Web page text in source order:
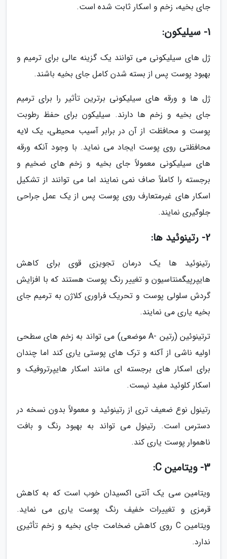
جای بخیه، زخم و اسکار ثابت شده است.
1- سیلیکون:
ژل های سیلیکونی می توانند یک گزینه عالی برای ترمیم و
بهبود پوست پس از بسته شدن کامل جای بخیه باشند.
ژل ها و ورقه های سیلیکونی برترین تأثیر را برای ترمیم
جای بخیه و زخم ها دارند. سیلیکون برای حفظ رطوبت
پوست و محافظت از آن در برابر آسیب محیطی، یک لایه
محافظتی روی پوست ایجاد می نماید. با وجود آنکه ورقه
های سیلیکونی معمولاً جای بخیه و زخم های ضخیم و
برجسته را کاملاً صاف نمی نمایند اما می توانند از تشکیل
اسکار های غیرمتعارف روی پوست پس از یک عمل جراحی
جلوگیری نمایند.
2- رتینوئید ها:
رتینوئید ها یک درمان تجویزی قوی برای کاهش
هایپرپیگمنتاسیون و تغییر رنگ پوست هستند که با افزایش
گردش سلولی پوست و تحریک فراوری کلاژن به ترمیم جای
بخیه یاری می نمایند.
ترتینوئین (رتین -A موضعی) می تواند به زخم های سطحی
اولیه ناشی از آکنه و ترک های پوستی یاری کند اما چندان
برای اسکار های برجسته ای مانند اسکار هایپرتروفیک و
اسکار کلوئید مفید نیست.
رتینول نوع ضعیف تری از رتینوئید و معمولاً بدون نسخه در
دسترس است. رتینول می تواند به بهبود رنگ و بافت
ناهموار پوست یاری کند.
3- ویتامین C:
ویتامین سی یک آنتی اکسیدان خوب است که به کاهش
قرمزی و تغییرات خفیف رنگ پوست یاری می نماید.
ویتامین C روی کاهش ضخامت جای بخیه و زخم تأثیری
ندارد.